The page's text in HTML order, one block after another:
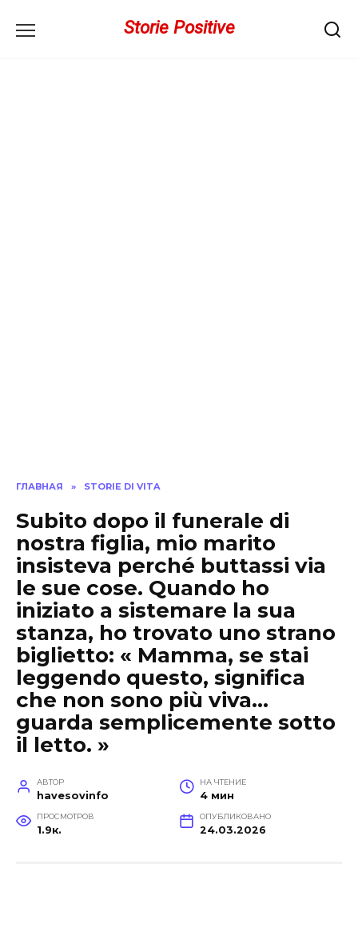
Storie Positive
ГЛАВНАЯ » STORIE DI VITA
Subito dopo il funerale di
nostra figlia, mio marito
insisteva perché buttassi via
le sue cose. Quando ho
iniziato a sistemare la sua
stanza, ho trovato uno strano
biglietto: « Mamma, se stai
leggendo questo, significa
che non sono più viva…
guarda semplicemente sotto
il letto. »
АВТОР
havesovinfo
НА ЧТЕНИЕ
4 мин
ПРОСМОТРОВ
1.9к.
ОПУБЛИКОВАНО
24.03.2026